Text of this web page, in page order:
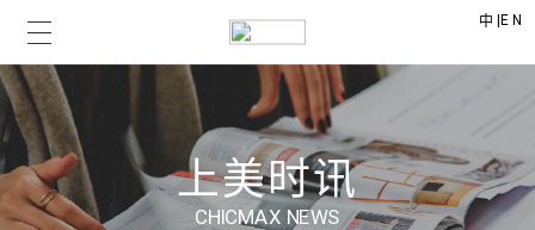
中 |EN
上美时讯
CHICMAX NEWS